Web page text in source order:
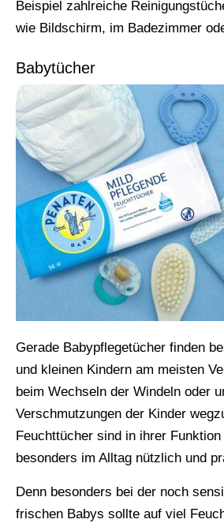
Beispiel zahlreiche
wie Bildschirm, im Badezimmer
Babytücher
Gerade Babypflegetücher finden
und kleinen Kindern am meisten
beim Wechseln der Windeln oder
Verschmutzungen der Kinder
Feuchttücher sind in ihrer Funktion
besonders im Alltag nützlich und
Denn besonders bei der noch
frischen Babys sollte auf viel